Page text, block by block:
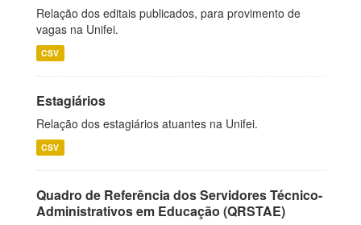
Relação dos editais publicados, para provimento de
vagas na Unifei.
CSV
Estagiários
Relação dos estagiários atuantes na Unifei.
CSV
Quadro de Referência dos Servidores Técnico-
Administrativos em Educação (QRSTAE)